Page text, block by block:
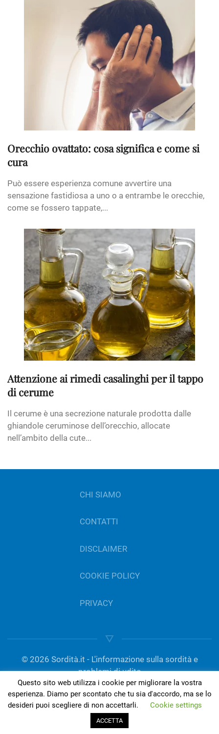
Orecchio ovattato: cosa significa e come si
cura
Può essere esperienza comune avvertire una
sensazione fastidiosa a uno o a entrambe le orecchie,
come se fossero tappate,...
Attenzione ai rimedi casalinghi per il tappo
di cerume
Il cerume è una secrezione naturale prodotta dalle
ghiandole ceruminose dell’orecchio, allocate
nell’ambito della cute...
CHI SIAMO
CONTATTI
DISCLAIMER
COOKIE POLICY
PRIVACY
© 2026 Sordità.it - L'informazione sulla sordità e
problemi di udito
gestito da Del Bo Tecnologia per l’ascolto | P.IVA
01189420050
Questo sito web utilizza i cookie per migliorare la vostra
esperienza. Diamo per scontato che tu sia d'accordo, ma se lo
desideri puoi scegliere di non accettarli.
Cookie settings
ACCETTA